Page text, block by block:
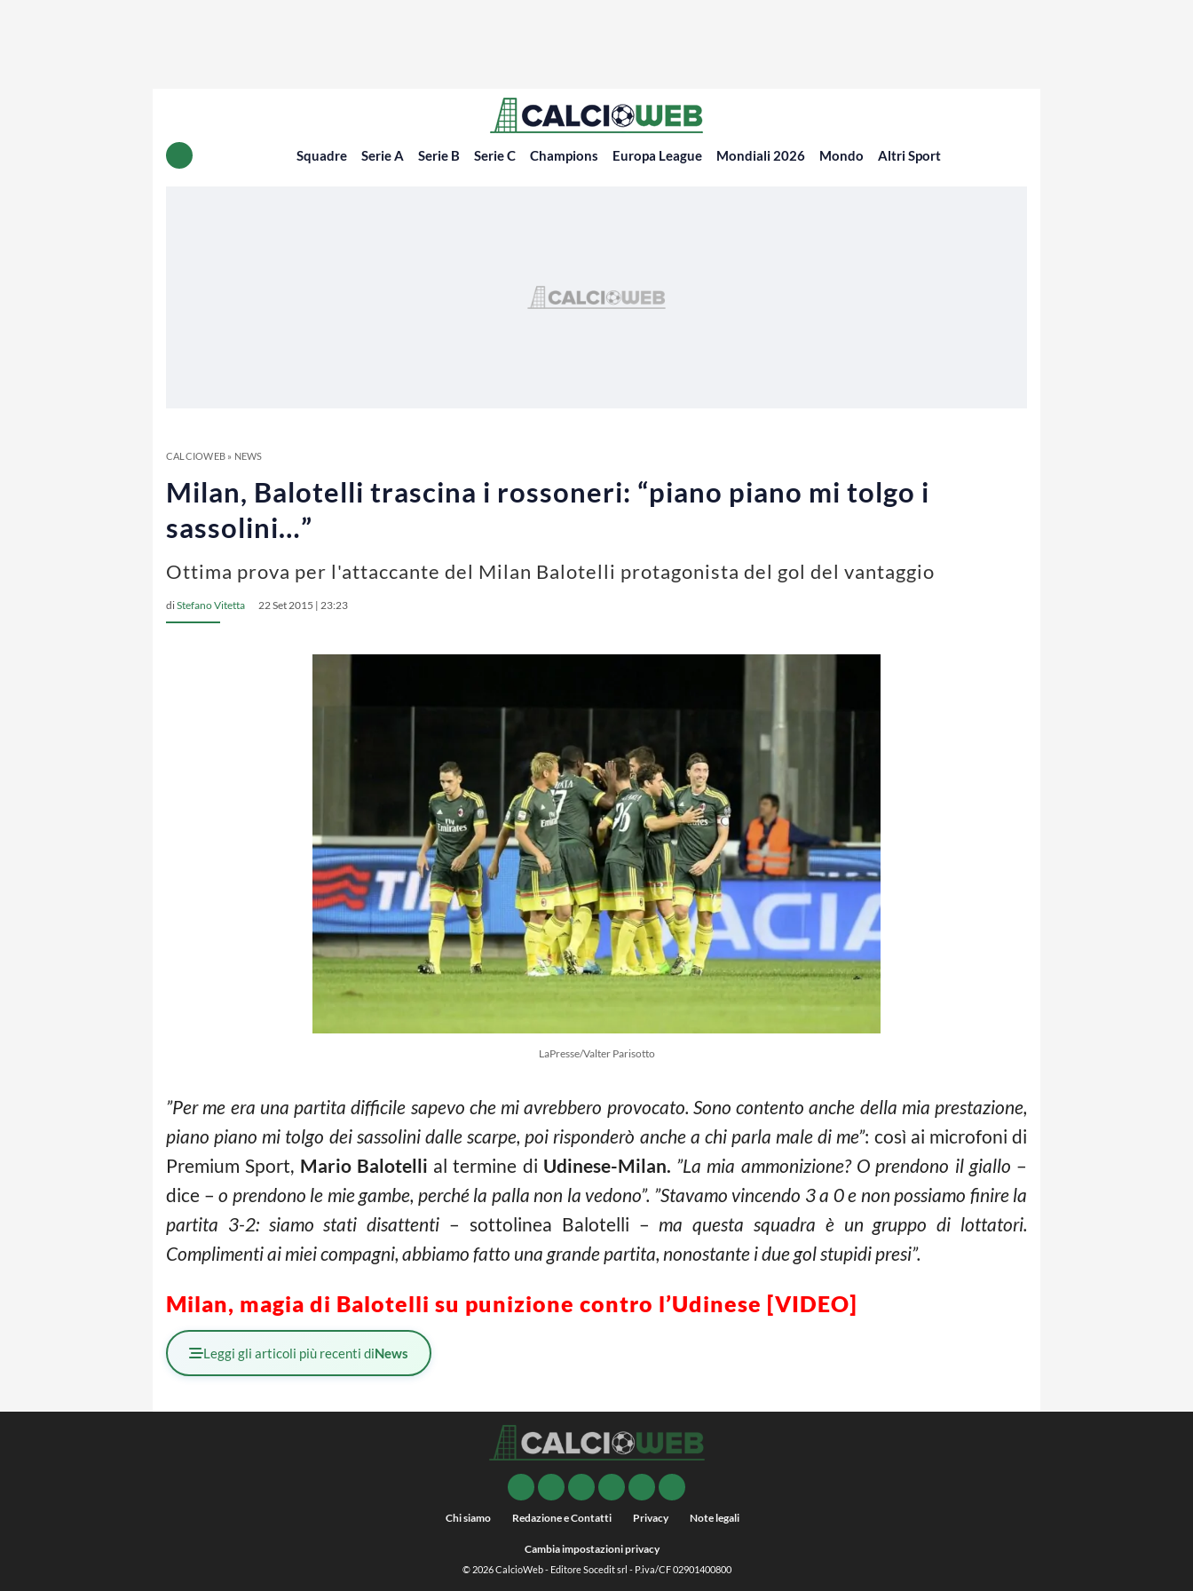
Squadre Serie A Serie B Serie C Champions Europa League Mondiali 2026 Mondo Altri Sport
CALCIOWEB» NEWS
Milan, Balotelli trascina i rossoneri: “piano piano mi tolgo i
sassolini…”
Ottima prova per l'attaccante del Milan Balotelli protagonista del gol del vantaggio
diStefano Vitetta 22 Set 2015 | 23:23
LaPresse/Valter Parisotto
”Per me era una partita difficile sapevo che mi avrebbero provocato. Sono contento anche della mia prestazione,
piano piano mi tolgo dei sassolini dalle scarpe, poi risponderò anche a chi parla male di me”: così ai microfoni di
Premium Sport, Mario Balotelli al termine di Udinese-Milan. ”La mia ammonizione? O prendono il giallo –
dice – o prendono le mie gambe, perché la palla non la vedono”. ”Stavamo vincendo 3 a 0 e non possiamo finire la
partita 3-2: siamo stati disattenti – sottolinea Balotelli – ma questa squadra è un gruppo di lottatori.
Complimenti ai miei compagni, abbiamo fatto una grande partita, nonostante i due gol stupidi presi”.
Milan, magia di Balotelli su punizione contro l’Udinese [VIDEO]
Leggi gli articoli più recenti diNews
Chi siamo Redazione e Contatti Privacy Note legali
Cambia impostazioni privacy
© 2026CalcioWeb- Editore Socedit srl - P.iva/CF 02901400800